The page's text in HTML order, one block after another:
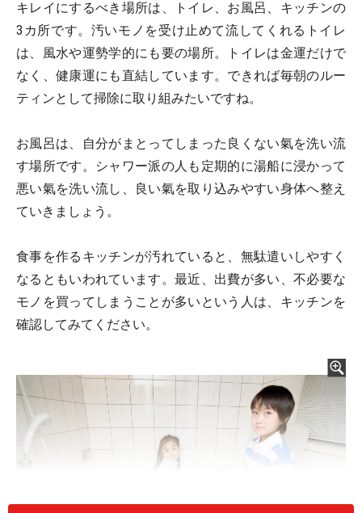
キレイにするべき場所は、トイレ、お風呂、キッチンの
3カ所です。汚いモノを受け止めて流してくれるトイレ
は、風水や運勢学的にも要の場所。トイレは金運だけで
なく、健康運にも直結しています。できれば毎朝のルー
ティンとして掃除に取り組みたいですね。
お風呂は、自分がまとってしまった良くない氣を洗い流
す場所です。シャワー派の人も定期的に湯船に浸かって
悪い氣を洗い流し、良い氣を取り込みやすい身体へ整え
ていきましょう。
食事を作るキッチンが汚れていると、無駄遣いしやすく
なるともいわれています。最近、出費が多い、不必要な
モノを買ってしまうことが多いという人は、キッチンを
確認してみてください。